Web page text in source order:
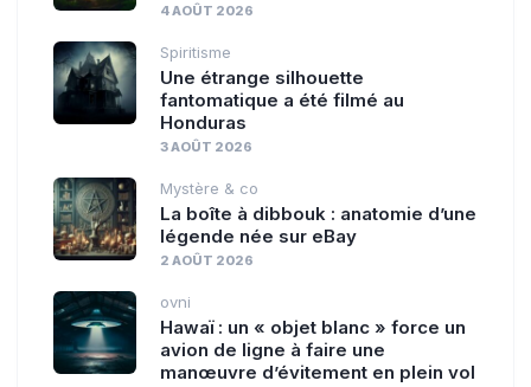
4 AOÛT 2026
Spiritisme
Une étrange silhouette
fantomatique a été filmé au
Honduras
3 AOÛT 2026
Mystère & co
La boîte à dibbouk : anatomie d’une
légende née sur eBay
2 AOÛT 2026
ovni
Hawaï : un « objet blanc » force un
avion de ligne à faire une
manœuvre d’évitement en plein vol